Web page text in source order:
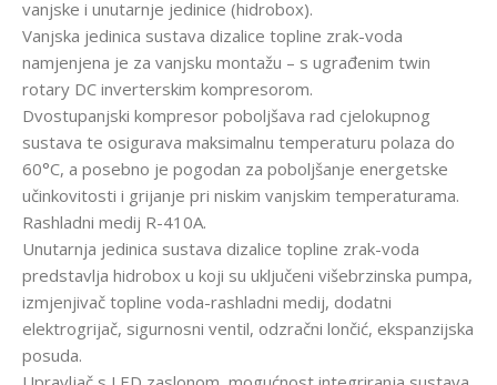
vanjske i unutarnje jedinice (hidrobox).
Vanjska jedinica sustava dizalice topline zrak-voda
namjenjena je za vanjsku montažu – s ugrađenim twin
rotary DC inverterskim kompresorom.
Dvostupanjski kompresor poboljšava rad cjelokupnog
sustava te osigurava maksimalnu temperaturu polaza do
60°C, a posebno je pogodan za poboljšanje energetske
učinkovitosti i grijanje pri niskim vanjskim temperaturama.
Rashladni medij R-410A.
Unutarnja jedinica sustava dizalice topline zrak-voda
predstavlja hidrobox u koji su uključeni višebrzinska pumpa,
izmjenjivač topline voda-rashladni medij, dodatni
elektrogrijač, sigurnosni ventil, odzračni lončić, ekspanzijska
posuda.